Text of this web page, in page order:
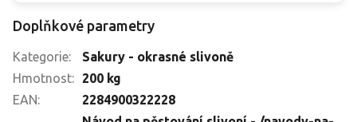
Doplňkové parametry
Kategorie:
Sakury - okrasné slivoně
Hmotnost:
200 kg
EAN: 2284900322228